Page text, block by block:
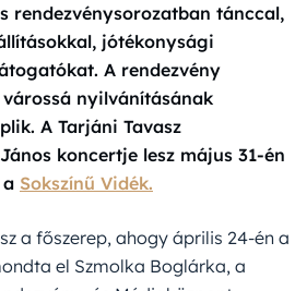
rendezvénysorozatban tánccal,
jótékonysági
A rendezvény
nyilvánításának
A Tarjáni Tavasz
koncertje lesz május 31-én
Sokszínű Vidék.
a főszerep, ahogy április 24-én a
el Szmolka Boglárka, a